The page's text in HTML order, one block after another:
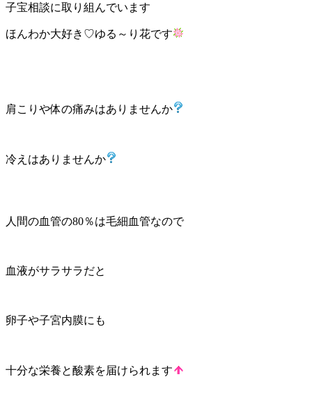
子宝相談に取り組んでいます
ほんわか大好き♡ゆる～り花です
肩こりや体の痛みはありませんか
冷えはありませんか
人間の血管の80％は毛細血管なので
血液がサラサラだと
卵子や子宮内膜にも
十分な栄養と酸素を届けられます